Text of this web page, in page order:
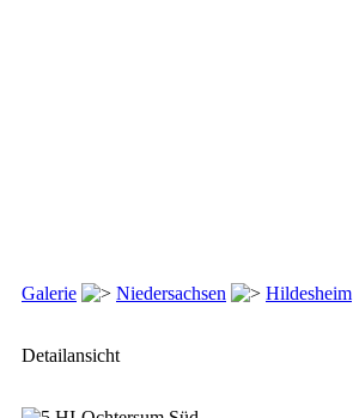
Galerie Niedersachsen Hildesheim
Detailansicht